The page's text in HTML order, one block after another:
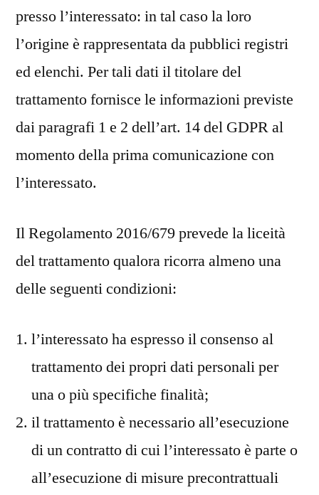
presso l’interessato: in tal caso la loro
l’origine è rappresentata da pubblici registri
ed elenchi. Per tali dati il titolare del
trattamento fornisce le informazioni previste
dai paragrafi 1 e 2 dell’art. 14 del GDPR al
momento della prima comunicazione con
l’interessato.
Il Regolamento 2016/679 prevede la liceità
del trattamento qualora ricorra almeno una
delle seguenti condizioni:
l’interessato ha espresso il consenso al
trattamento dei propri dati personali per
una o più specifiche finalità;
il trattamento è necessario all’esecuzione
di un contratto di cui l’interessato è parte o
all’esecuzione di misure precontrattuali